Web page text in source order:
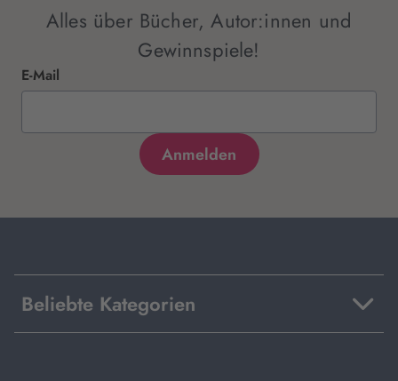
Alles über Bücher, Autor:innen und
Gewinnspiele!
E-Mail
Beliebte Kategorien